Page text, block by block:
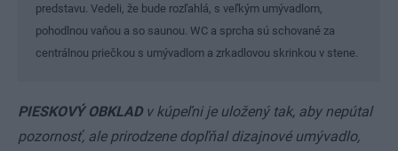
predstavu. Vedeli, že bude rozľahlá, s veľkým umývadlom,
pohodlnou vaňou a so saunou. WC a sprcha sú schované za
centrálnou priečkou s umývadlom a zrkadlovou skrinkou v stene.
PIESKOVÝ OBKLADv kúpeľni je uložený tak, aby nepútal
pozornosť, ale prirodzene dopľňal dizajnové umývadlo,